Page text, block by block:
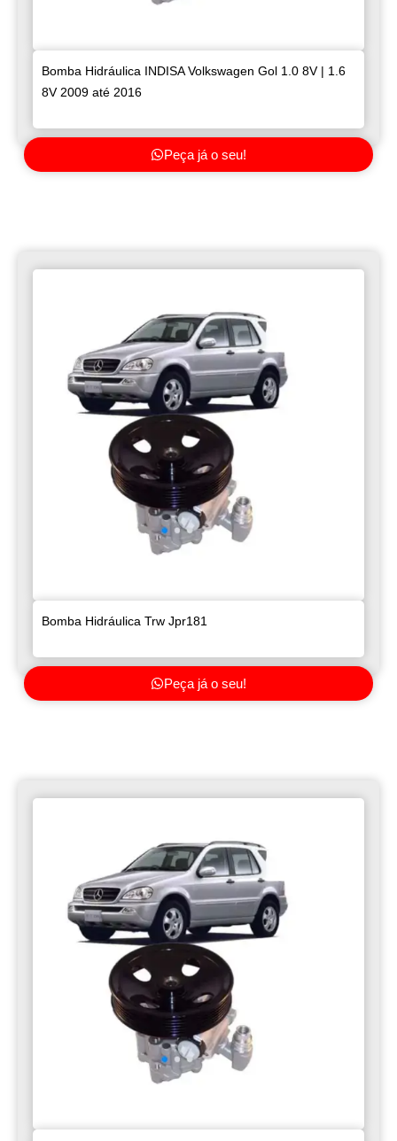
Bomba Hidráulica INDISA Volkswagen Gol 1.0 8V | 1.6
8V 2009 até 2016
Peça já o seu!
Bomba Hidráulica Trw Jpr181
Peça já o seu!